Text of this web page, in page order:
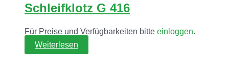
Schleifklotz G 416
Für Preise und Verfügbarkeiten bitte einloggen.
Weiterlesen